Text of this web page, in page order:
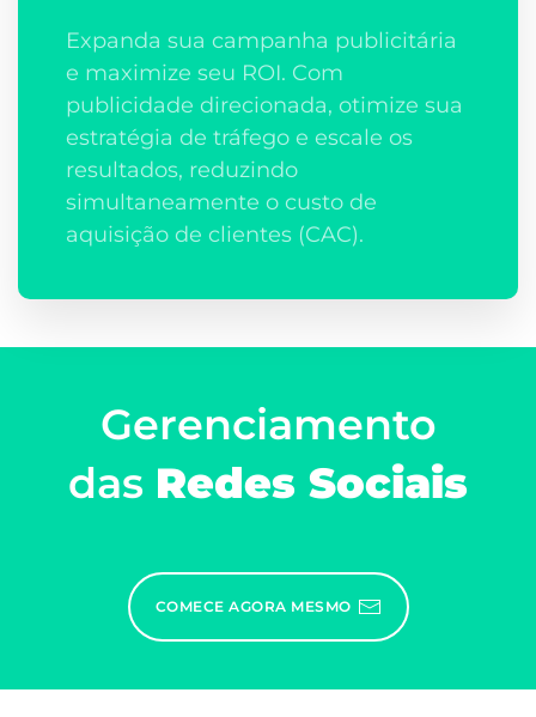
Expanda sua campanha publicitária
e maximize seu ROI. Com
publicidade direcionada, otimize sua
estratégia de tráfego e escale os
resultados, reduzindo
simultaneamente o custo de
aquisição de clientes (CAC).
Gerenciamento
das Redes Sociais
COMECE AGORA MESMO